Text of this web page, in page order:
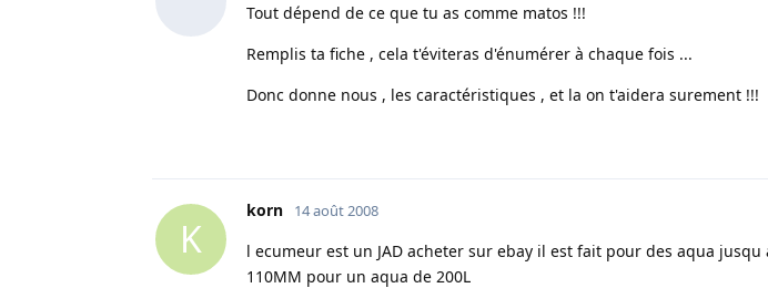
Tout dépend de ce que tu as comme matos !!!
Remplis ta fiche , cela t'éviteras d'énumérer à chaque fois ...
Donc donne nous , les caractéristiques , et la on t'aidera surement !!!
K
korn 14 août 2008
l ecumeur est un JAD acheter sur ebay il est fait pour des aqua
110MM pour un aqua de 200L